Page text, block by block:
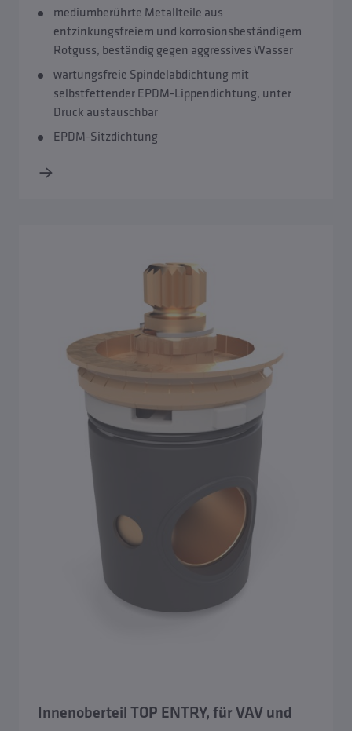
mediumberührte Metallteile aus
entzinkungsfreiem und korrosionsbeständigem
Rotguss, beständig gegen aggressives Wasser
wartungsfreie Spindelabdichtung mit
selbstfettender EPDM-Lippendichtung, unter
Druck austauschbar
EPDM-Sitzdichtung
Innenoberteil TOP ENTRY, für VAV und